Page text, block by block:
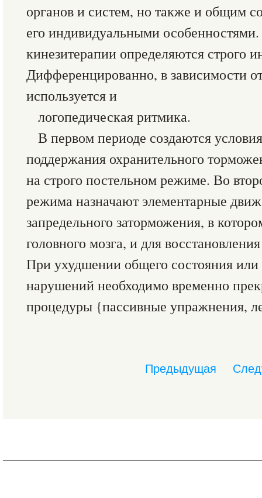
органов и систем, но также и общим
его индивидуальными
кинезитерапии определяются строго
Дифференцированно, в зависимости
используется и
логопедическая ритмика.
В первом периоде создаются
поддержания охранительного
на строго постельном режиме. Во
режима назначают элементарные
запредельного заторможения, в
головного мозга, и для
При ухудшении общего состояния
нарушений необходимо временно
процедуры {пассивные упражнения,
Предыдущая